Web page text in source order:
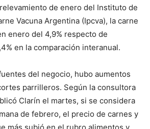
de enero del Instituto de
Vacuna Argentina (Ipcva), la carne
enero del 4,9% respecto de
en la comparación interanual.
del negocio, hubo aumentos
parrilleros. Según la consultora
Clarín el martes, si se considera
de febrero, el precio de carnes y